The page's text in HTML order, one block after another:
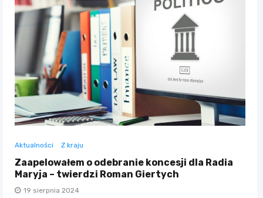
Aktualności Z kraju
Zaapelowałem o odebranie koncesji dla Radia
Maryja – twierdzi Roman Giertych
19 sierpnia 2024